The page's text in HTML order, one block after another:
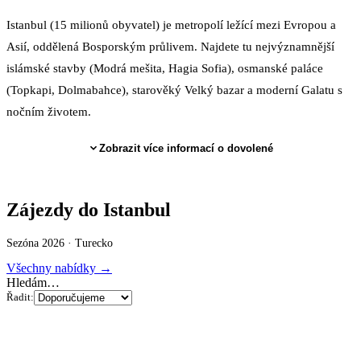
Istanbul (15 milionů obyvatel) je metropolí ležící mezi Evropou a
Asií, oddělená Bosporským průlivem. Najdete tu nejvýznamnější
islámské stavby (Modrá mešita, Hagia Sofia), osmanské paláce
(Topkapi, Dolmabahce), starověký Velký bazar a moderní Galatu s
nočním životem.
Zobrazit více informací o dovolené
Zájezdy do Istanbul
Sezóna 2026 · Turecko
Všechny nabídky →
Hledám…
Řadit: